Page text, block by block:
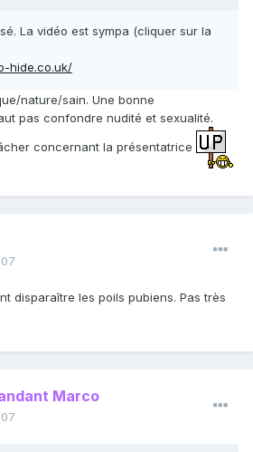
La vidéo est sympa (cliquer sur la
hide.co.uk/
nature/sain. Une bonne
pas confondre nudité et sexualité.
concernant la présentatrice
disparaître les poils pubiens. Pas très
Marco